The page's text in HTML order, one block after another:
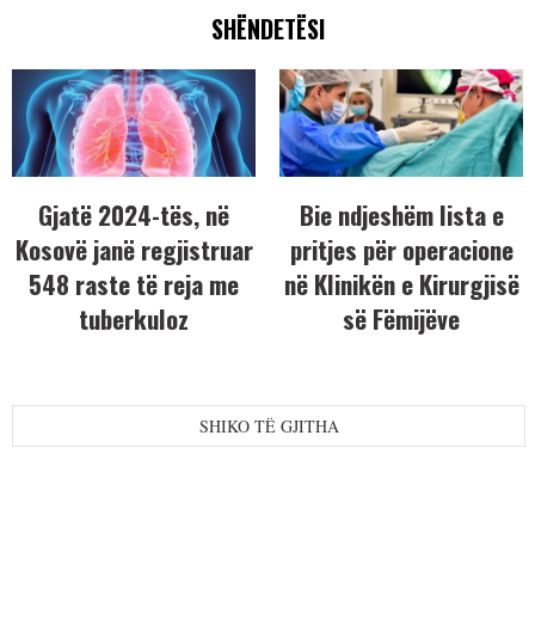
SHËNDETËSI
Gjatë 2024-tës, në
Kosovë janë regjistruar
548 raste të reja me
tuberkuloz
Bie ndjeshëm lista e
pritjes për operacione
në Klinikën e Kirurgjisë
së Fëmijëve
SHIKO TË GJITHA